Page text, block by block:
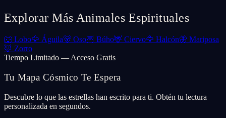
Explorar Más Animales Espirituales
🐺 Lobo🦅 Águila🐻 Oso🦉 Búho🦌 Ciervo🦅 Halcón🦋 Mariposa
🦊 Zorro
Tiempo Limitado — Acceso Gratis
Tu Mapa Cósmico Te Espera
Descubre lo que las estrellas han escrito para ti. Obtén tu lectura
personalizada en segundos.